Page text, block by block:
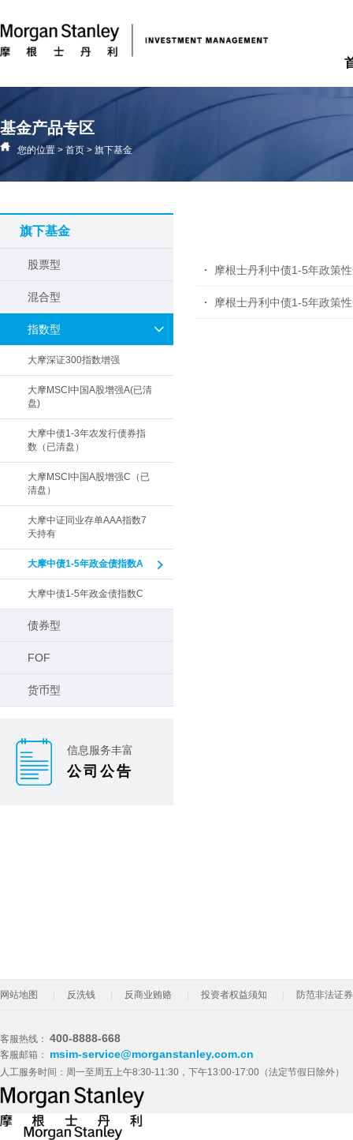
基金产品专区
您的位置 > 首页 > 旗下基金
旗下基金
股票型
混合型
指数型
大摩深证300指数增强
大摩MSCI中国A股增强A(已清
盘)
大摩中债1-3年农发行债券指
数（已清盘）
大摩MSCI中国A股增强C（已
清盘）
大摩中证同业存单AAA指数7
天持有
大摩中债1-5年政金债指数A
大摩中债1-5年政金债指数C
债券型
FOF
货币型
信息服务丰富
公司公告
摩根士丹利中债1-5年政策
摩根士丹利中债1-5年政策
网站地图 反洗钱 反商业贿赂 投资者权益须知 防范非法证
客服热线： 400-8888-668
客服邮箱： msim-service@morganstanley.com.cn
人工服务时间：周一至周五上午8:30-11:30，下午13:00-17:00（法定节假日除外）